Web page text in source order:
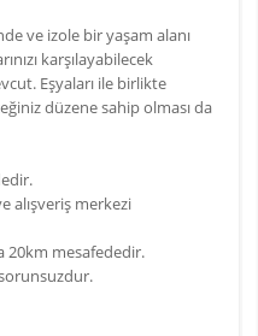
ve izole bir yaşam alanı
karşılayabilecek
Eşyaları ile birlikte
düzene sahip olması da
alışveriş merkezi
mesafededir.